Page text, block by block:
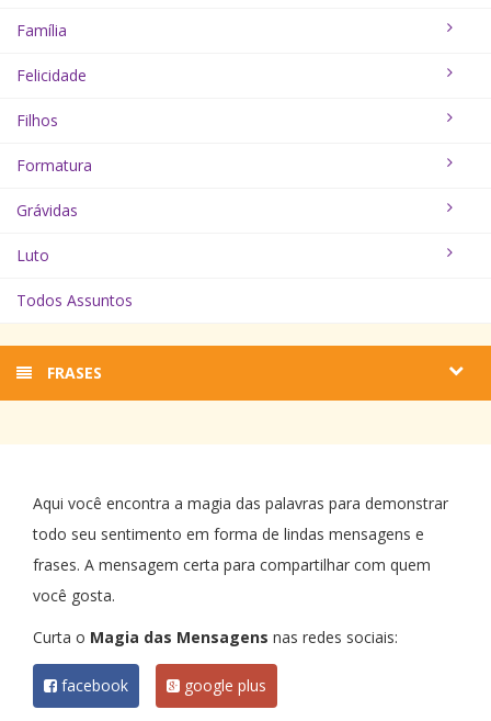
Família
Felicidade
Filhos
Formatura
Grávidas
Luto
Todos Assuntos
FRASES
Aqui você encontra a magia das palavras para demonstrar
todo seu sentimento em forma de lindas mensagens e
frases. A mensagem certa para compartilhar com quem
você gosta.
Curta o Magia das Mensagens nas redes sociais:
facebook google plus